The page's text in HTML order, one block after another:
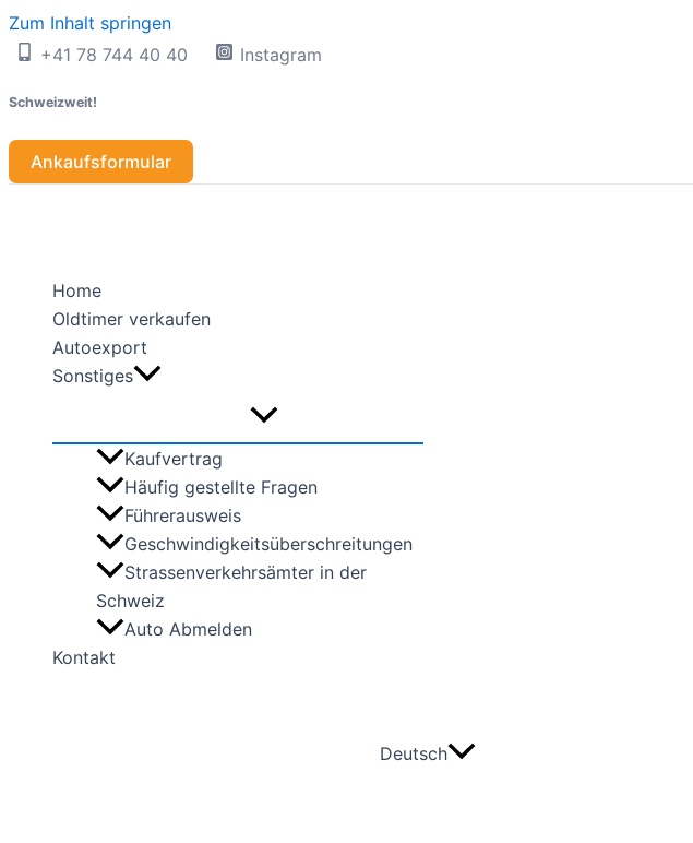
Zum Inhalt springen
+41 78 744 40 40
Instagram
Schweizweit!
Ankaufsformular
Home
Oldtimer verkaufen
Autoexport
Sonstiges
Kaufvertrag
Häufig gestellte Fragen
Führerausweis
Geschwindigkeitsüberschreitungen
Strassenverkehrsämter in der
Schweiz
Auto Abmelden
Kontakt
Deutsch